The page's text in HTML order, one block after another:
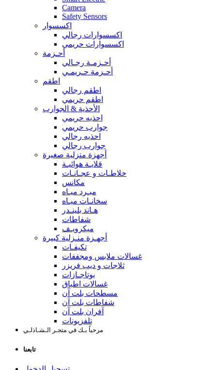
Camera
Safety Sensors
اكسسوار
اكسسوارات رجالي
اكسسوارات حريمي
أحـزمة
أحـزمـة رجـالي
أحـزمة حـريمـي
اطقم
اطقم رجالي
اطقم حريمي
الأحذية & الجوارب
احذيه حريمي
جوارب حريمي
احذيه رجالي
جوارب رجالي
أجهزة منزلية صغيرة
قلايـة هوائيـة
خلاطـات و عجـانـات
مكانس
مبـرد ميـاه
سخانـات ميـاه
هـاند بلينـدر
شفاطات
ميكرويـف
أجهـزة منـزلية كبيرة
تكيفـات
غسالات ملابس ومجففات
ثلاجات و ديب فريزر
بوتاجـازات
غسالات اطباق
مسطحات بلت آن
شفاطات بلت آن
آفران بلت آن
تلفزيونات
مرحباً بـك في متجـر الـشـاذلـي
تابعنا